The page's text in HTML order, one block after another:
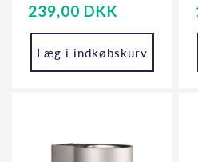
Normalpris
239,00 DKK
Læg i indkøbskurv